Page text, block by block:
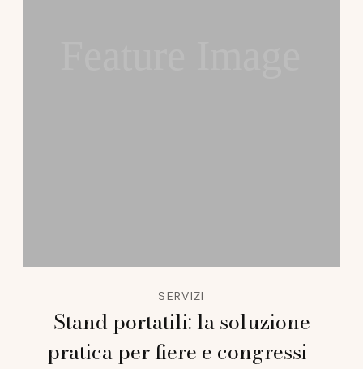
SERVIZI
Stand portatili: la soluzione
pratica per fiere e congressi